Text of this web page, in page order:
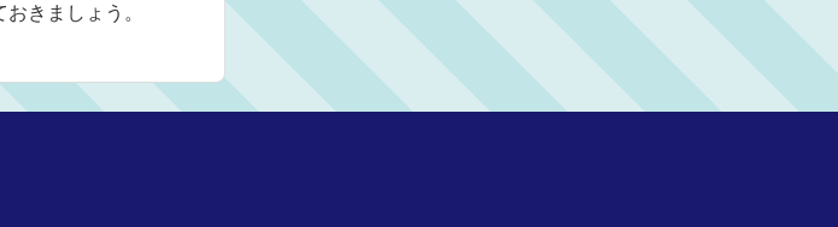
きましょう。